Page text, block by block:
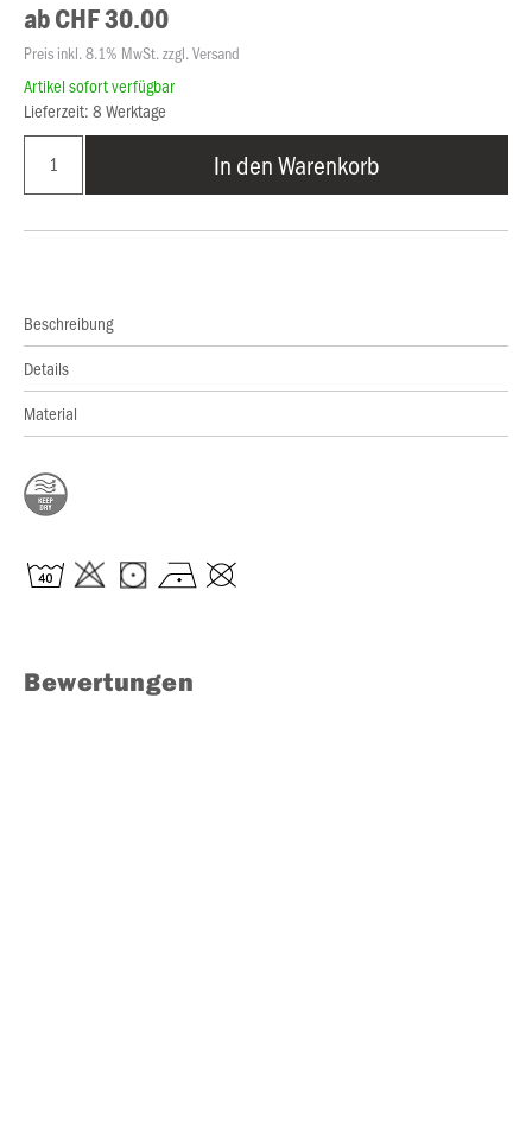
ab CHF 30.00
Preis inkl. 8.1% MwSt. zzgl. Versand
Artikel sofort verfügbar
Lieferzeit: 8 Werktage
In den Warenkorb
Beschreibung
Details
Material
Bewertungen